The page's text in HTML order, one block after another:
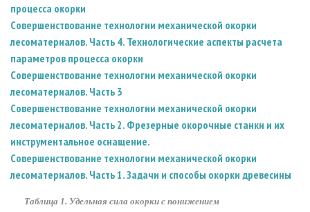
процесса окорки
Совершенствование технологии механической окорки
лесоматериалов. Часть 4. Технологические аспекты расчета
параметров процесса окорки
Совершенствование технологии механической окорки
лесоматериалов. Часть 3
Совершенствование технологии механической окорки
лесоматериалов. Часть 2. Фрезерные окорочные станки и их
инструментальное оснащение.
Совершенствование технологии механической окорки
лесоматериалов. Часть 1. Задачи и способы окорки древесины
Таблица 1. Удельная сила окорки с понижением